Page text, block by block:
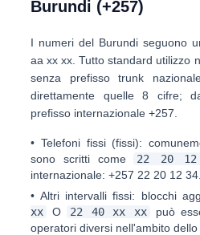
Burundi (+257)
I numeri del Burundi seguono
aa xx xx . Tutto standard utilizzo
senza prefisso trunk
direttamente quelle 8 cifre;
prefisso internazionale+257
•Telefoni fissi (fissi):
sono scritti come
22 20
internazionale:+257 22 20 12 34
•Altri intervalli fissi: blocchi
xx
O 22 40 xx xx
può
operatori diversi nell'ambito dello